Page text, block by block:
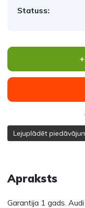
Statuss:
Lejuplādēt
Apraksts
Garantija 1 gads.